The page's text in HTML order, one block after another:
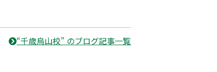
“千歳烏山校” のブログ記事一覧